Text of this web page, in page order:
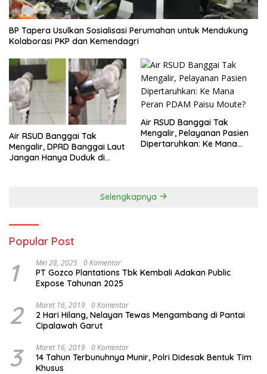
BP Tapera Usulkan Sosialisasi Perumahan untuk Mendukung
Kolaborasi PKP dan Kemendagri
Air RSUD Banggai Tak
Mengalir, DPRD Banggai Laut
Jangan Hanya Duduk di
Air RSUD Banggai Tak
Mengalir, Pelayanan Pasien
Dipertaruhkan: Ke Mana
Selengkapnya
Popular Post
1 Mei 28, 2025 0 Komentar
PT Gozco Plantations Tbk Kembali Adakan Public
Expose Tahunan 2025
2 Maret 16, 2019 0 Komentar
2 Hari Hilang, Nelayan Tewas Mengambang di Pantai
Cipalawah Garut
3 Maret 16, 2019 0 Komentar
14 Tahun Terbunuhnya Munir, Polri Didesak Bentuk Tim
Khusus